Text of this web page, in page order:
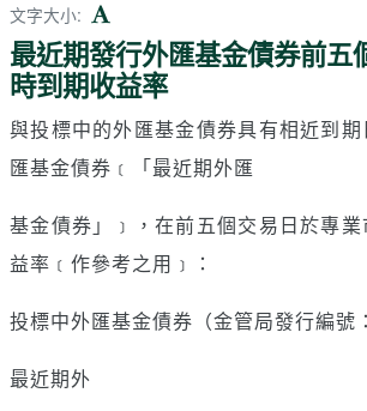
文字大小:
最近期發行外匯基金債券前五
時到期收益率
與投標中的外匯基金債券具有相近到
匯基金債券﹝「最近期外匯
基金債券」﹞，在前五個交易日於專
益率﹝作參考之用﹞：
投標中外匯基金債券（金管局發行編號
最近期外